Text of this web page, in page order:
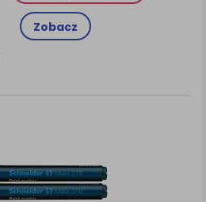
Zobacz